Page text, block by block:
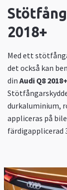
2018+
Med ett
det också kan
din Audi Q8 2018+
durkaluminium,
appliceras på
färdigapplicerad